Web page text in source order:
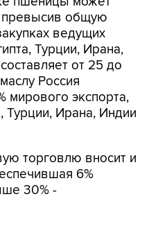
превысив общую
ведущих
Турции, Ирана,
от 25 до
Россия
мирового экспорта,
Турции, Ирана, Индии
торговлю вносит и
6%
30% -